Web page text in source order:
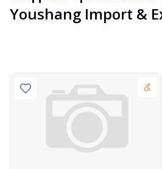
Youshang Import &